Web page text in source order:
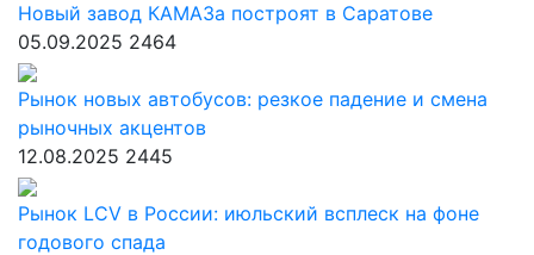
Новый завод КАМАЗа построят в Саратове
05.09.2025 2464
Рынок новых автобусов: резкое падение и смена
рыночных акцентов
12.08.2025 2445
Рынок LCV в России: июльский всплеск на фоне
годового спада